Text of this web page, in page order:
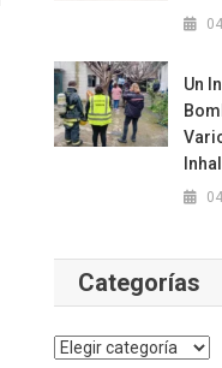
Un
Categorías
Categorías